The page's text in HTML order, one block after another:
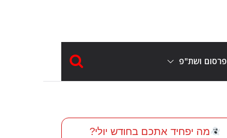
פרסום ושת"פ
מה יפחיד אתכם בחודש יולי?